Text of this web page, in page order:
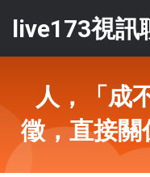
live173視訊
人，「成
徵，直接關